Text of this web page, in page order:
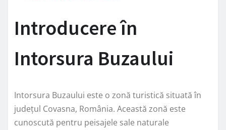
Introducere în
Intorsura Buzaului
Intorsura Buzaului este o zonă turistică situată în
județul Covasna, România. Această zonă este
cunoscută pentru peisajele sale naturale